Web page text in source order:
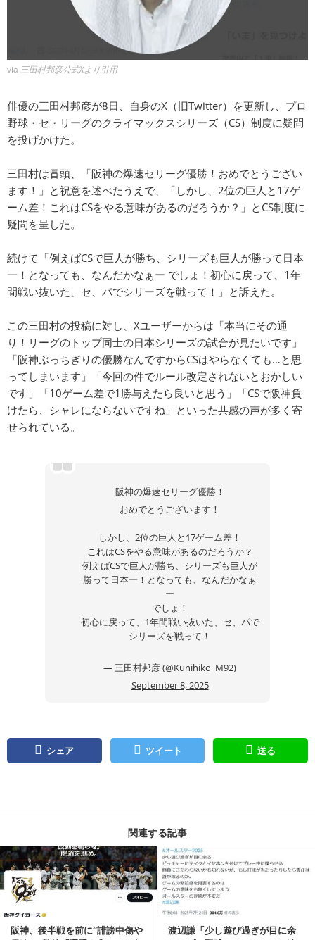
via 三田村邦彦公式Xより引用
俳優の三田村邦彦が8日、自身のX（旧Twitter）を更新し、プロ
野球・セ・リーグのクライマックスシリーズ（CS）制度に疑問
を投げかけた。
三田村は冒頭、「阪神の爆速セリーグ優勝！おめでとうござい
ます！」と祝意を述べたうえで、「しかし、2位の巨人と17ゲ
ーム差！これはCSをやる意味があるのだろうか？」とCS制度に
疑問を呈した。
続けて「例えばCSで巨人が勝ち、シリーズも巨人が勝って日本
一！となっても、なんだかなぁー でしょ！初心に戻って、1年
間戦い抜いた、セ、パでシリーズを戦って！」と訴えた。
この三田村の投稿に対し、Xユーザーからは「本当にその通
り！リーグのトップ同士の日本シリーズの試合が見たいです」
「阪神ぶっちぎりの優勝なんですからCSはやらなくても…と思
ってしまいます」「今回の件でルール改定されないとおかしい
です」「10ゲーム差で1勝与えたら良いと思う」「CSで阪神負
けたら、シャレにならないですね」といった共感の声が多く寄
せられている。
阪神の爆速セリーグ優勝！
おめでとうございます！
しかし、2位の巨人と17ゲーム差！
これはCSをやる意味があるのだろうか？
例えばCSで巨人が勝ち、シリーズも巨人が
勝って日本一！となっても、なんだかなぁ
ー
でしょ！
初心に戻って、1年間戦い抜いた、セ、パで
シリーズを戦って！
— 三田村邦彦 (@Kunihiko_M92)
September 8, 2025
シェア ツイート 送る
関連する記事
阪神、後半戦を前に“誹謗中傷や
渡辺謙「少し遊び過ぎが目に余
記事を読む